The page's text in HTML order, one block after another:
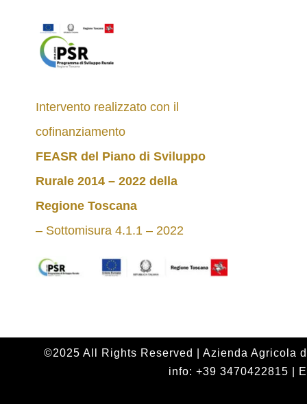
Intervento realizzato con il
cofinanziamento
FEASR del Piano di Sviluppo
Rurale 2014 – 2022 della
Regione Toscana
– Sottomisura 4.1.1 – 2022
©2025 All Rights Reserved | Azienda Agricola
info: +39 3470422815 |